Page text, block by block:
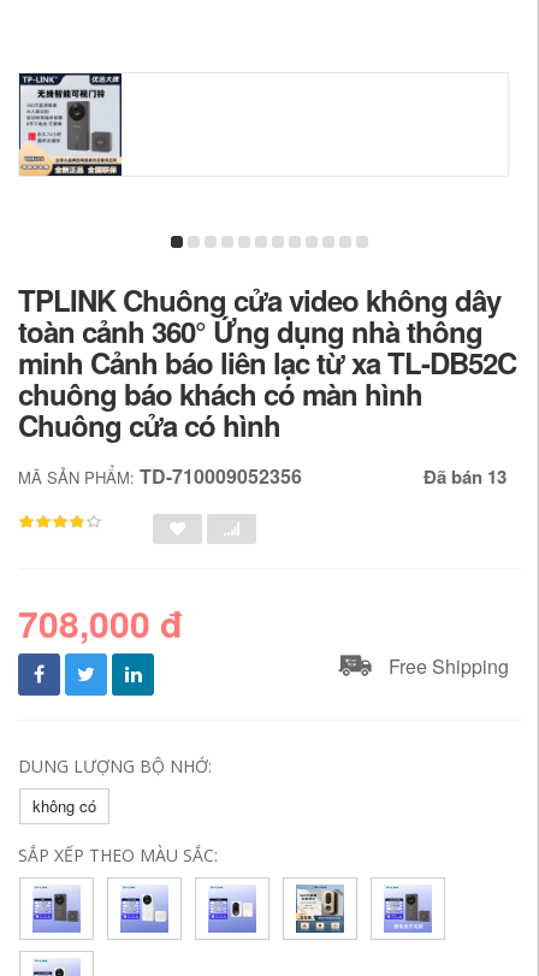
TPLINK Chuông cửa video không dây
toàn cảnh 360° Ứng dụng nhà thông
minh Cảnh báo liên lạc từ xa TL-DB52C
chuông báo khách có màn hình
Chuông cửa có hình
MÃ SẢN PHẨM: TD-710009052356 Đã bán 13
708,000 đ
Free Shipping
DUNG LƯỢNG BỘ NHỚ:
không có
SẮP XẾP THEO MÀU SẮC: